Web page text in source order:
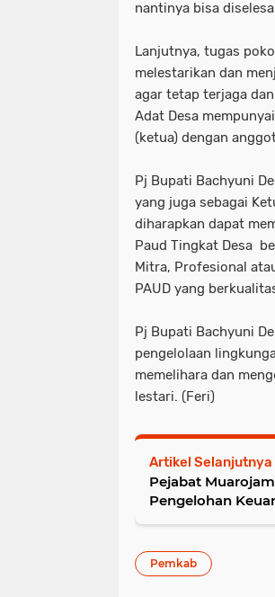
nantinya bisa
Lanjutnya, tugas
melestarikan dan
agar tetap terjaga
Adat Desa
(ketua) dengan
Pj Bupati Bachyuni
yang juga sebagai
diharapkan dapat
Paud Tingkat Desa
Mitra, Profesional
PAUD yang
Pj Bupati Bachyuni
pengelolaan
memelihara dan
lestari. (Feri)
Artikel Selanjutnya
Pejabat
Pengelohan
Pemkab